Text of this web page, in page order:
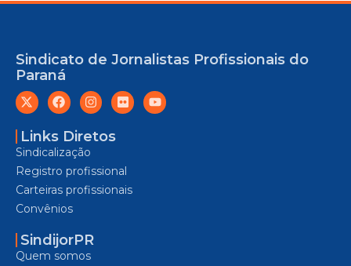
Sindicato de Jornalistas Profissionais do
Paraná
Links Diretos
Sindicalização
Registro profissional
Carteiras profissionais
Convênios
SindijorPR
Quem somos